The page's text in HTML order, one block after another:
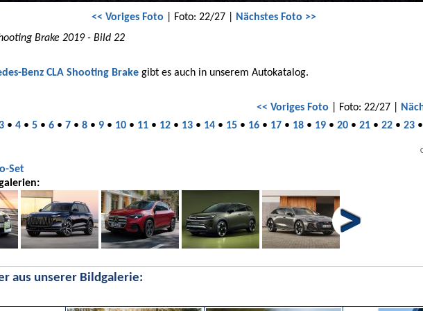
<< Voriges Foto | Foto: 22/27 |
Nächstes Foto >>
Brake 2019 - Bild 22
Benz CLA Shooting Brake gibt es auch in unserem Autokatalog.
<< Voriges Foto | Foto: 22/27 |
• 4 • 5 • 6 • 7 • 8 • 9 • 10 • 11 • 12 • 13 • 14 • 15 • 16 • 17 • 18 • 19 • 20 • 21 • 22 • 23
Set
aus unserer Bildgalerie: